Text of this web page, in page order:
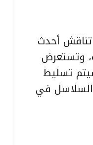
أحدث
وتستعرض
تسليط
السلاسل في